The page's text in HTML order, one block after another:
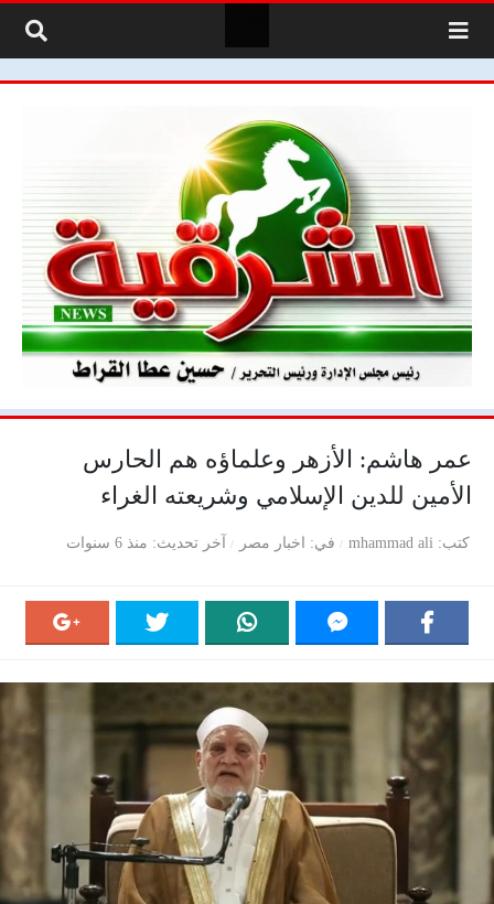
عمر هاشم: الأزهر وعلماؤه هم الحارس
الأمين للدين الإسلامي وشريعته الغراء
كتب mhammad ali في اخبار مصر آخر تحديث منذ 6 سنوات